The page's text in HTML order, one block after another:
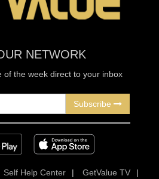
NETWORK
of the week direct to your inbox
Subscribe
Self Help Center | GetValue TV
|